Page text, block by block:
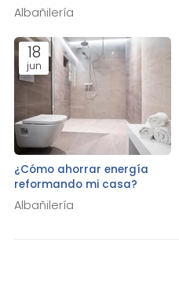
Albañilería
18
jun
¿Cómo ahorrar energía
reformando mi casa?
Albañilería